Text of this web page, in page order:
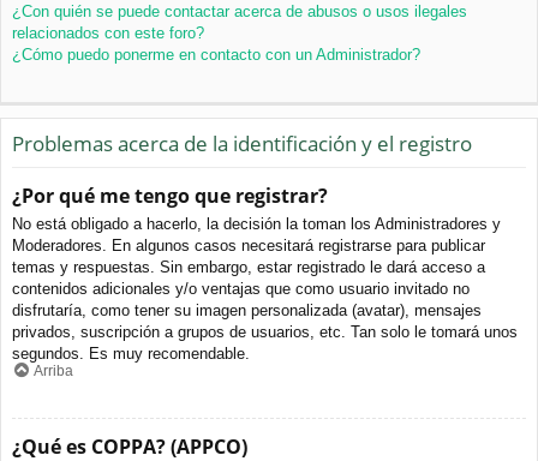
¿Con quién se puede contactar acerca de abusos o usos ilegales
relacionados con este foro?
¿Cómo puedo ponerme en contacto con un Administrador?
Problemas acerca de la identificación y el registro
¿Por qué me tengo que registrar?
No está obligado a hacerlo, la decisión la toman los Administradores y
Moderadores. En algunos casos necesitará registrarse para publicar
temas y respuestas. Sin embargo, estar registrado le dará acceso a
contenidos adicionales y/o ventajas que como usuario invitado no
disfrutaría, como tener su imagen personalizada (avatar), mensajes
privados, suscripción a grupos de usuarios, etc. Tan solo le tomará unos
segundos. Es muy recomendable.
Arriba
¿Qué es COPPA? (APPCO)